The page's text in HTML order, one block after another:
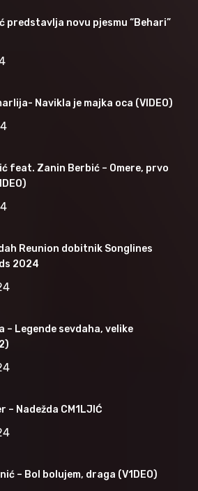
predstavlja novu pjesmu “Behari”
Navikla je majka oca (VIDEO)
feat. Zanin Berbić – Omere, prvo
Reunion dobitnik Songlines
2024
– Legende sevdaha, velike
– Nadežda CM1LJIĆ
– Bol bolujem, draga (V1DEO)